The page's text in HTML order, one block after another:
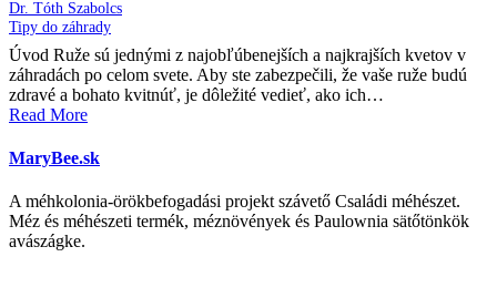
Dr. Tóth Szabolcs
Tipy do záhrady
Úvod Ruže sú jednými z najobľúbenejších a najkrajších kvetov v
záhradách po celom svete. Aby ste zabezpečili, že vaše ruže budú
zdravé a bohato kvitnúť, je dôležité vedieť, ako ich…
Read More
MaryBee.sk
A méhkolonia-örökbefogadási projekt szávető Családi méhészet.
Méz és méhészeti termék, méznövények és Paulownia sätőtönkök
avászágke.